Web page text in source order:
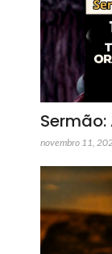
novembro 11,